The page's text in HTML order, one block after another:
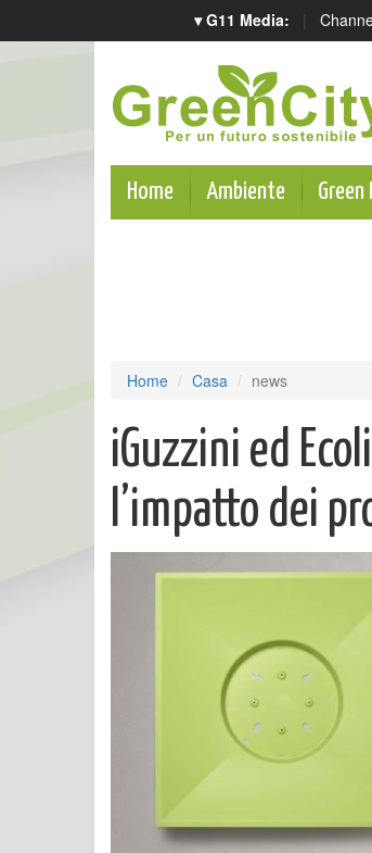
▾ G11 Media: |
Home Ambiente Green
Home Casa news
iGuzzini ed
l’impatto dei